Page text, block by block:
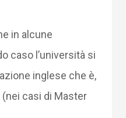
in alcune
caso l’università si
inglese che è,
casi di Master